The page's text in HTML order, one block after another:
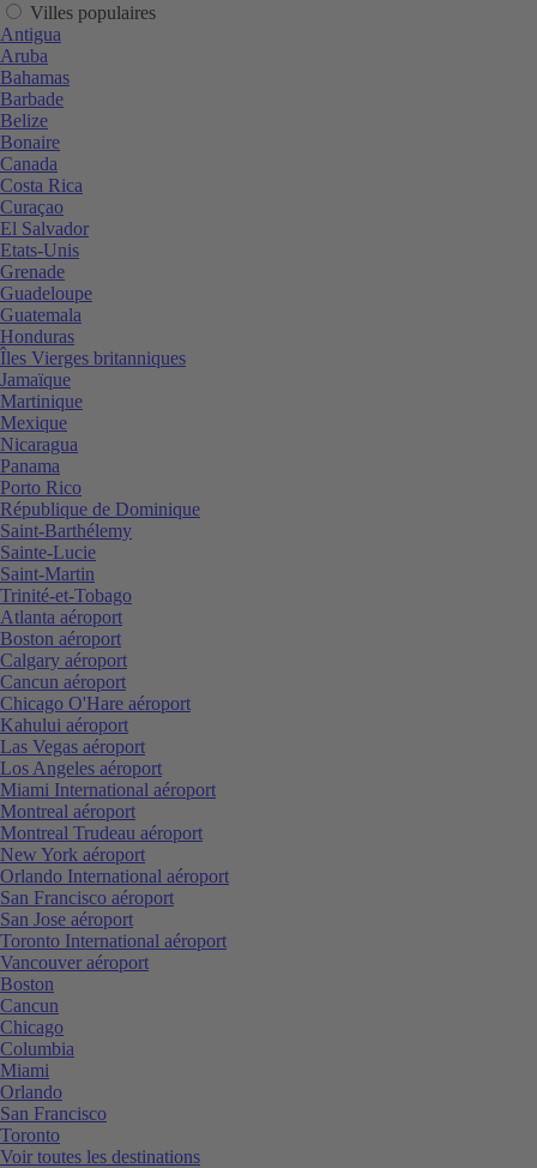
Villes populaires
Antigua
Aruba
Bahamas
Barbade
Belize
Bonaire
Canada
Costa Rica
Curaçao
El Salvador
Etats-Unis
Grenade
Guadeloupe
Guatemala
Honduras
Îles Vierges britanniques
Jamaïque
Martinique
Mexique
Nicaragua
Panama
Porto Rico
République de Dominique
Saint-Barthélemy
Sainte-Lucie
Saint-Martin
Trinité-et-Tobago
Atlanta aéroport
Boston aéroport
Calgary aéroport
Cancun aéroport
Chicago O'Hare aéroport
Kahului aéroport
Las Vegas aéroport
Los Angeles aéroport
Miami International aéroport
Montreal aéroport
Montreal Trudeau aéroport
New York aéroport
Orlando International aéroport
San Francisco aéroport
San Jose aéroport
Toronto International aéroport
Vancouver aéroport
Boston
Cancun
Chicago
Columbia
Miami
Orlando
San Francisco
Toronto
Voir toutes les destinations